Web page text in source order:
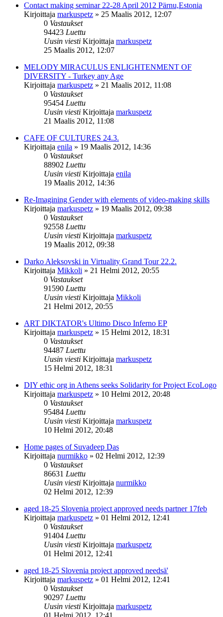
Contact making seminar 22-28 April 2012 Pärnu,Estonia
Kirjoittaja markuspetz » 25 Maalis 2012, 12:07
0 Vastaukset
94423 Luettu
Uusin viesti Kirjoittaja markuspetz
25 Maalis 2012, 12:07
MELODY MIRACULUS ENLIGHTENMENT OF
DIVERSITY - Turkey any Age
Kirjoittaja markuspetz » 21 Maalis 2012, 11:08
0 Vastaukset
95454 Luettu
Uusin viesti Kirjoittaja markuspetz
21 Maalis 2012, 11:08
CAFE OF CULTURES 24.3.
Kirjoittaja enila » 19 Maalis 2012, 14:36
0 Vastaukset
88902 Luettu
Uusin viesti Kirjoittaja enila
19 Maalis 2012, 14:36
Re-Imagining Gender with elements of video-making skills
Kirjoittaja markuspetz » 19 Maalis 2012, 09:38
0 Vastaukset
92558 Luettu
Uusin viesti Kirjoittaja markuspetz
19 Maalis 2012, 09:38
Darko Aleksovski in Virtuality Grand Tour 22.2.
Kirjoittaja Mikkoli » 21 Helmi 2012, 20:55
0 Vastaukset
91590 Luettu
Uusin viesti Kirjoittaja Mikkoli
21 Helmi 2012, 20:55
ART DIKTATOR's Ultimo Disco Inferno EP
Kirjoittaja markuspetz » 15 Helmi 2012, 18:31
0 Vastaukset
94487 Luettu
Uusin viesti Kirjoittaja markuspetz
15 Helmi 2012, 18:31
DIY ethic org in Athens seeks Solidarity for Project EcoLogo
Kirjoittaja markuspetz » 10 Helmi 2012, 20:48
0 Vastaukset
95484 Luettu
Uusin viesti Kirjoittaja markuspetz
10 Helmi 2012, 20:48
Home pages of Suvadeep Das
Kirjoittaja nurmikko » 02 Helmi 2012, 12:39
0 Vastaukset
86631 Luettu
Uusin viesti Kirjoittaja nurmikko
02 Helmi 2012, 12:39
aged 18-25 Slovenia project approved needs partner 17feb
Kirjoittaja markuspetz » 01 Helmi 2012, 12:41
0 Vastaukset
91404 Luettu
Uusin viesti Kirjoittaja markuspetz
01 Helmi 2012, 12:41
aged 18-25 Slovenia project approved needsä'
Kirjoittaja markuspetz » 01 Helmi 2012, 12:41
0 Vastaukset
90297 Luettu
Uusin viesti Kirjoittaja markuspetz
01 Helmi 2012, 12:41